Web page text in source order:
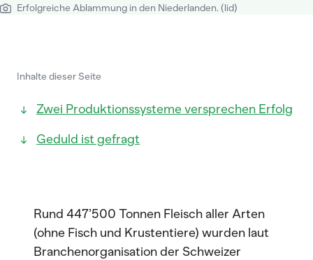
Erfolgreiche Ablammung in den Niederlanden. (lid)
Inhalte dieser Seite
Zwei Produktionssysteme versprechen Erfolg
Geduld ist gefragt
Rund 447’500 Tonnen Fleisch aller Arten
(ohne Fisch und Krustentiere) wurden laut
Branchenorganisation der Schweizer